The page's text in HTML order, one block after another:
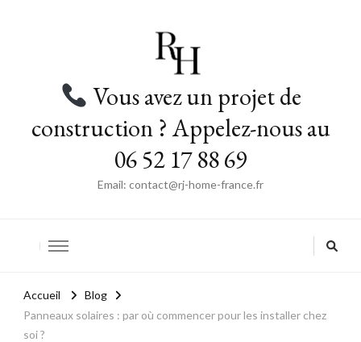
Vous avez un projet de
construction ? Appelez-nous au
06 52 17 88 69
Email: contact@rj-home-france.fr
Accueil
Blog
Panneaux solaires : par où commencer pour les installer chez
soi ?